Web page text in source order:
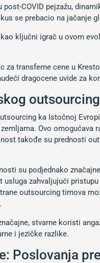
post-COVID pejzažu,
se prebacio na jačanje
ključni igrač u ovom
za transferne cene u
dragocene uvide za
ka Istočnoj
Ovo
takođe su prednosti
su podjednako
zahvaljujući
outsourcing timova
stvarne koristi
i jezičke razlike.
Poslovanja